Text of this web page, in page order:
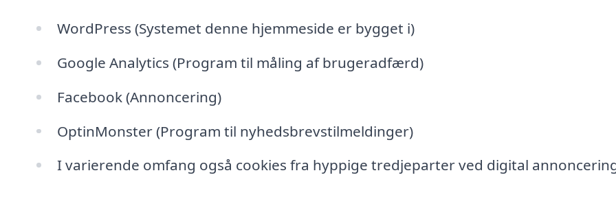
WordPress (Systemet denne hjemmeside er bygget i)
Google Analytics (Program til måling af brugeradfærd)
Facebook (Annoncering)
OptinMonster (Program til nyhedsbrevstilmeldinger)
I varierende omfang også cookies fra hyppige tredjeparter ved digital